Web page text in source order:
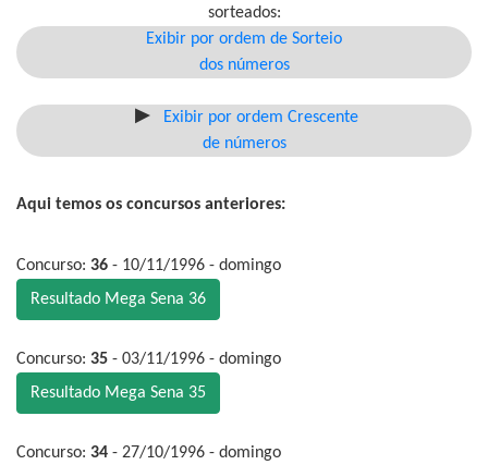
sorteados:
Exibir por ordem de Sorteio
dos números
Exibir por ordem Crescente
de números
Aqui temos os concursos anteriores:
Concurso: 36 - 10/11/1996 - domingo
Resultado Mega Sena 36
Concurso: 35 - 03/11/1996 - domingo
Resultado Mega Sena 35
Concurso: 34 - 27/10/1996 - domingo